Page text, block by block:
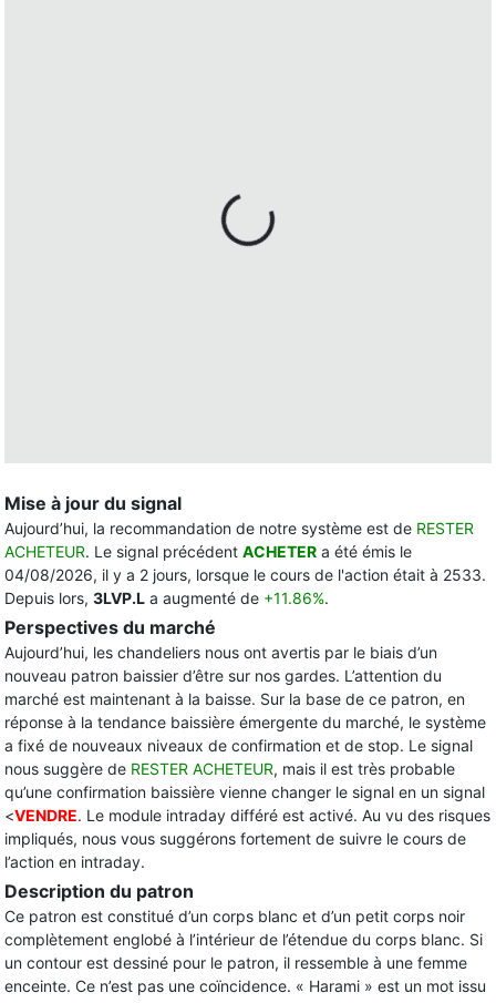
Mise à jour du signal
Aujourd’hui, la recommandation de notre système est de RESTER
ACHETEUR. Le signal précédent ACHETER a été émis le
04/08/2026, il y a 2 jours, lorsque le cours de l'action était à 2533.
Depuis lors, 3LVP.L a augmenté de +11.86%.
Perspectives du marché
Aujourd’hui, les chandeliers nous ont avertis par le biais d’un
nouveau patron baissier d’être sur nos gardes. L’attention du
marché est maintenant à la baisse. Sur la base de ce patron, en
réponse à la tendance baissière émergente du marché, le système
a fixé de nouveaux niveaux de confirmation et de stop. Le signal
nous suggère de RESTER ACHETEUR, mais il est très probable
qu’une confirmation baissière vienne changer le signal en un signal
<VENDRE. Le module intraday différé est activé. Au vu des risques
impliqués, nous vous suggérons fortement de suivre le cours de
l’action en intraday.
Description du patron
Ce patron est constitué d’un corps blanc et d’un petit corps noir
complètement englobé à l’intérieur de l’étendue du corps blanc. Si
un contour est dessiné pour le patron, il ressemble à une femme
enceinte. Ce n’est pas une coïncidence. « Harami » est un mot issu